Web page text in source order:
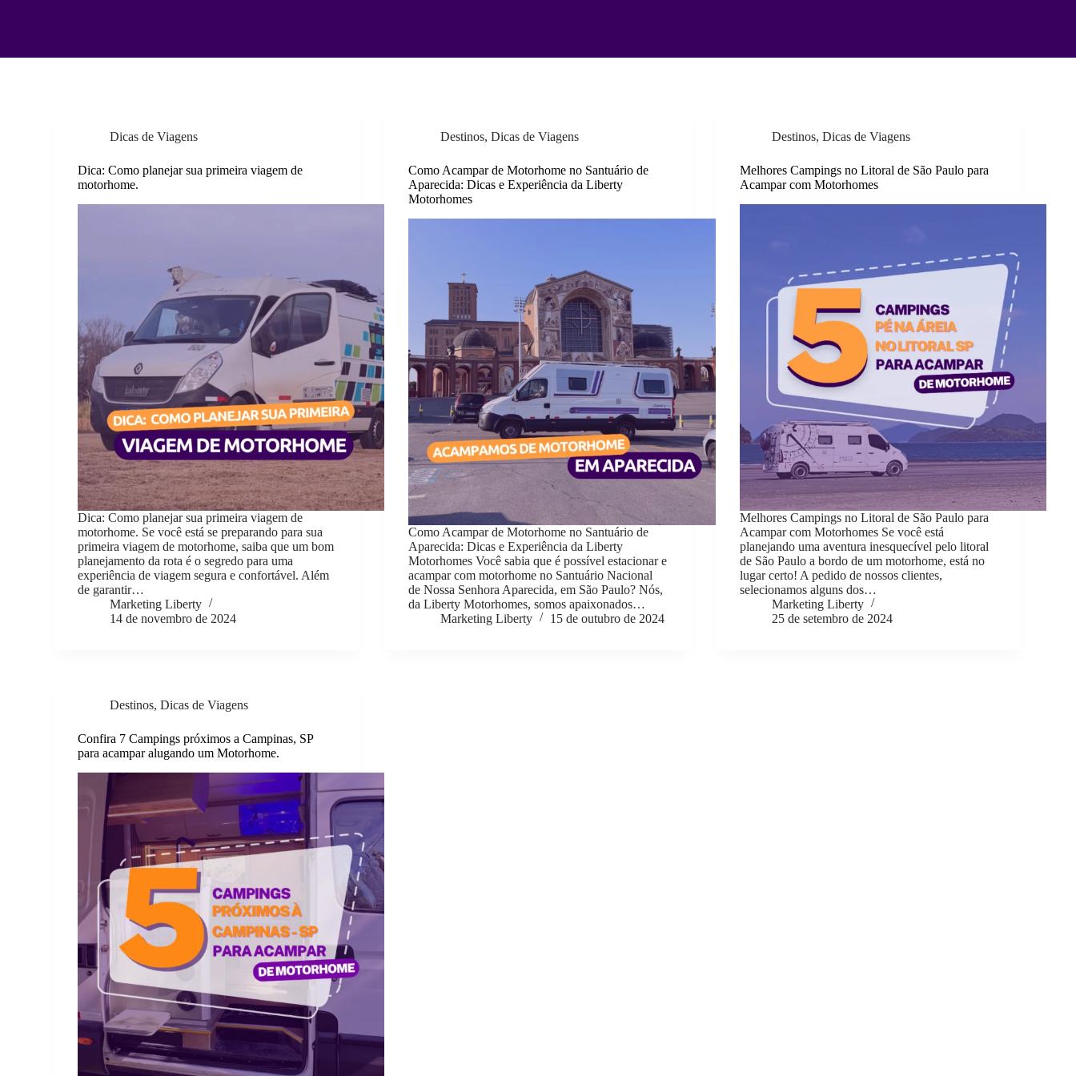
Dicas de Viagens
Dica: Como planejar sua primeira viagem de
motorhome.
Dica: Como planejar sua primeira viagem de
motorhome. Se você está se preparando para sua
primeira viagem de motorhome, saiba que um bom
planejamento da rota é o segredo para uma
experiência de viagem segura e confortável. Além
de garantir…
Marketing Liberty
14 de novembro de 2024
Destinos,Dicas de Viagens
Como Acampar de Motorhome no Santuário de
Aparecida: Dicas e Experiência da Liberty
Motorhomes
Como Acampar de Motorhome no Santuário de
Aparecida: Dicas e Experiência da Liberty
Motorhomes Você sabia que é possível estacionar e
acampar com motorhome no Santuário Nacional
de Nossa Senhora Aparecida, em São Paulo? Nós,
da Liberty Motorhomes, somos apaixonados…
Marketing Liberty
15 de outubro de 2024
Destinos, Dicas de Viagens
Melhores Campings no Litoral de São Paulo para
Acampar com Motorhomes
Melhores Campings no Litoral de São Paulo para
Acampar com Motorhomes Se você está
planejando uma aventura inesquecível pelo litoral
de São Paulo a bordo de um motorhome, está no
lugar certo! A pedido de nossos clientes,
selecionamos alguns dos…
Marketing Liberty
25 de setembro de 2024
Destinos,Dicas de Viagens
Confira 7 Campings próximos a Campinas, SP
para acampar alugando um Motorhome.